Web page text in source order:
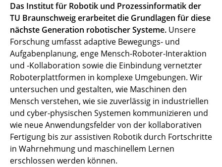
Das Institut für Robotik und Prozessinformatik der
TU Braunschweig erarbeitet die Grundlagen für diese
nächste Generation robotischer Systeme. Unsere
Forschung umfasst adaptive Bewegungs- und
Aufgabenplanung, enge Mensch-Roboter-Interaktion
und -Kollaboration sowie die Einbindung vernetzter
Roboterplattformen in komplexe Umgebungen. Wir
untersuchen und gestalten, wie Maschinen den
Mensch verstehen, wie sie zuverlässig in industriellen
und cyber-physischen Systemen kommunizieren und
wie neue Anwendungsfelder von der kollaborativen
Fertigung bis zur assistiven Robotik durch Fortschritte
in Wahrnehmung und maschinellem Lernen
erschlossen werden können.